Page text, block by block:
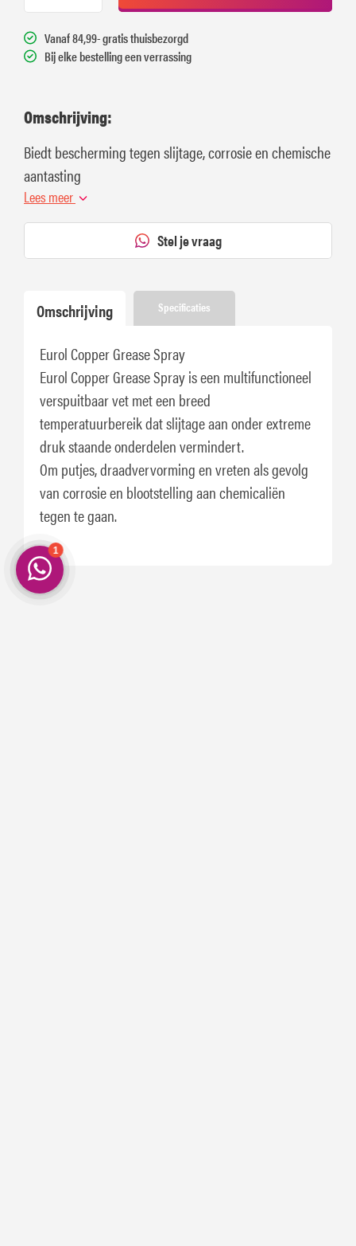
Vanaf 84,99- gratis thuisbezorgd
Bij elke bestelling een verrassing
Omschrijving:
Biedt bescherming tegen slijtage, corrosie en chemische
aantasting
Lees meer
Stel je vraag
Omschrijving Specificaties
Eurol Copper Grease Spray
Eurol Copper Grease Spray is een multifunctioneel
verspuitbaar vet met een breed
temperatuurbereik dat slijtage aan onder extreme
druk staande onderdelen vermindert.
Om putjes, draadvervorming en vreten als gevolg
van corrosie en blootstelling aan chemicaliën
tegen te gaan.